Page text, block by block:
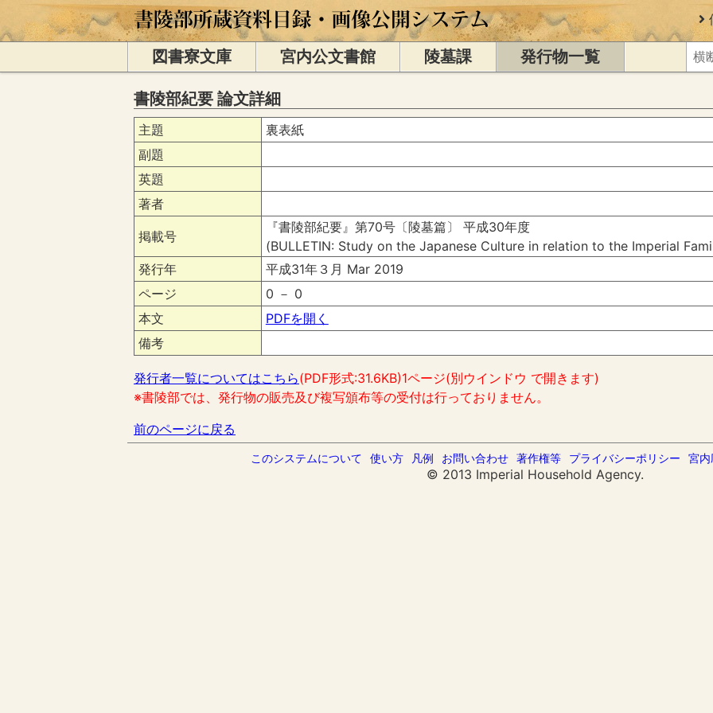
図書寮文庫 宮内公文書館 陵墓課 発行物一覧
書陵部紀要 論文詳細
主題
裏表紙
副題
英題
著者
掲載号
『書陵部紀要』第70号〔陵墓篇〕 平成30年度
(BULLETIN: Study on the Japanese Culture in relation to the Imperial
発行年
平成31年３月 Mar 2019
ページ
0 － 0
本文
PDFを開く
備考
発行者一覧についてはこちら(PDF形式:31.6KB)1ページ(別ウインドウ で開きます)
※書陵部では、発行物の販売及び複写頒布等の受付は行っておりません。
前のページに戻る
このシステムについて 使い方 凡例 お問い合わせ 著作権等 プライバシーポリシー 宮内
© 2013 Imperial Household Agency.